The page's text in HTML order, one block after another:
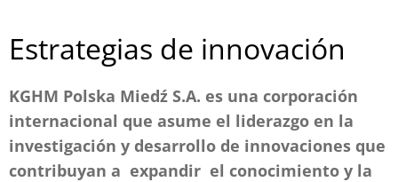
de
ayuda
a
la
navegación
Estrategias de innovación
KGHM Polska Miedź S.A. es una corporación
internacional que asume el liderazgo en la
investigación y desarrollo de innovaciones que
contribuyan a expandir el conocimiento y la